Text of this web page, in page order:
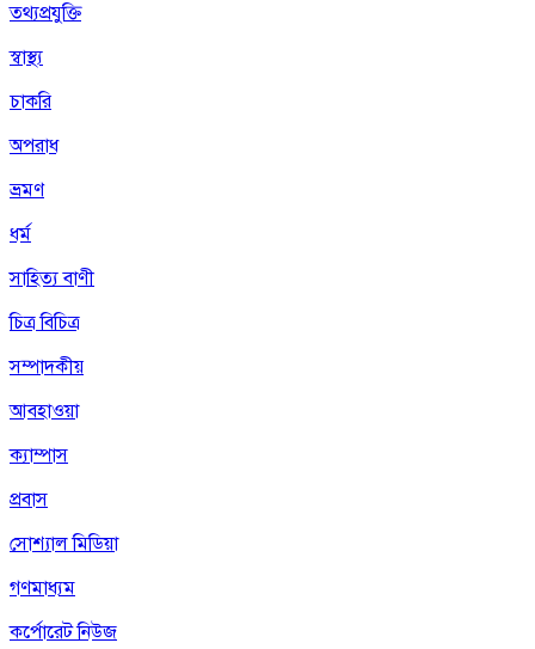
তথ্যপ্রযুক্তি
স্বাস্থ্য
চাকরি
অপরাধ
ভ্রমণ
ধর্ম
সাহিত্য বাণী
চিত্র বিচিত্র
সম্পাদকীয়
আবহাওয়া
ক্যাম্পাস
প্রবাস
সোশ্যাল মিডিয়া
গণমাধ্যম
কর্পোরেট নিউজ